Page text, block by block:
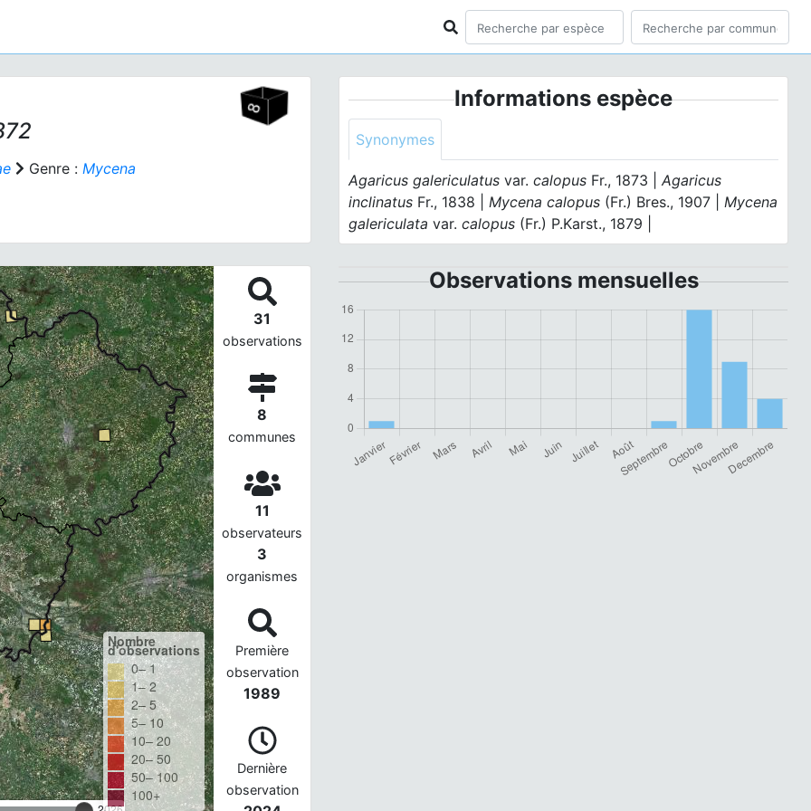
Genre : Mycena
Nombre
d'observations
0– 1
1– 2
2– 5
5– 10
10– 20
20– 50
50– 100
100+
31
observations
8
communes
11
observateurs
3
organismes
Première
observation
1989
Dernière
observation
Informations espèce
Synonymes
Agaricus galericulatusvar. calopus Fr., 1873 |Agaricus
inclinatus Fr., 1838 |Mycena calopus (Fr.) Bres., 1907 |Mycena
galericulatavar. calopus (Fr.) P.Karst., 1879 |
Observations mensuelles